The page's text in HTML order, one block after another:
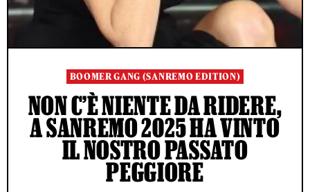
BOOMER GANG (SANREMO EDITION)
NON C’È NIENTE DA RIDERE,
A SANREMO 2025 HA VINTO
IL NOSTRO PASSATO
PEGGIORE